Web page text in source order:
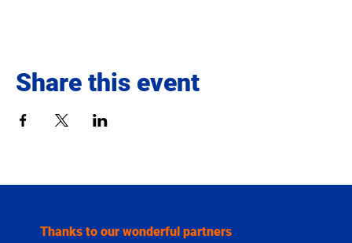
Share this event
Thanks to our wonderful partners